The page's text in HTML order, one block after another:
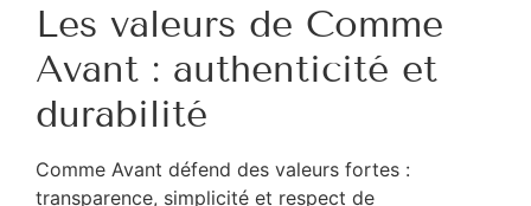
Les valeurs de Comme
Avant : authenticité et
durabilité
Comme Avant défend des valeurs fortes :
transparence, simplicité et respect de